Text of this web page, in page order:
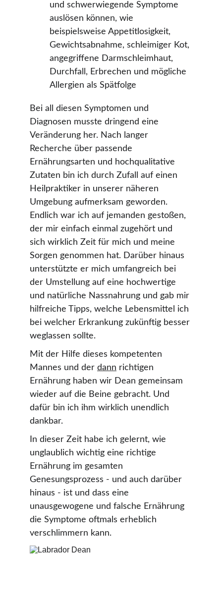
und schwerwiegende Symptome
auslösen können, wie
beispielsweise Appetitlosigkeit,
Gewichtsabnahme, schleimiger Kot,
angegriffene Darmschleimhaut,
Durchfall, Erbrechen und mögliche
Allergien als Spätfolge
Bei all diesen Symptomen und
Diagnosen musste dringend eine
Veränderung her. Nach langer
Recherche über passende
Ernährungsarten und hochqualitative
Zutaten bin ich durch Zufall auf einen
Heilpraktiker in unserer näheren
Umgebung aufmerksam geworden.
Endlich war ich auf jemanden gestoßen,
der mir einfach einmal zugehört und
sich wirklich Zeit für mich und meine
Sorgen genommen hat. Darüber hinaus
unterstützte er mich umfangreich bei
der Umstellung auf eine hochwertige
und natürliche Nassnahrung und gab mir
hilfreiche Tipps, welche Lebensmittel ich
bei welcher Erkrankung zukünftig besser
weglassen sollte.
Mit der Hilfe dieses kompetenten
Mannes und der dann richtigen
Ernährung haben wir Dean gemeinsam
wieder auf die Beine gebracht. Und
dafür bin ich ihm wirklich unendlich
dankbar.
In dieser Zeit habe ich gelernt, wie
unglaublich wichtig eine richtige
Ernährung im gesamten
Genesungsprozess - und auch darüber
hinaus - ist und dass eine
unausgewogene und falsche Ernährung
die Symptome oftmals erheblich
verschlimmern kann.